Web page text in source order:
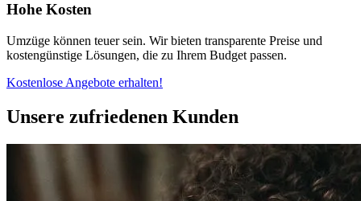
Hohe Kosten
Umzüge können teuer sein. Wir bieten transparente Preise und
kostengünstige Lösungen, die zu Ihrem Budget passen.
Kostenlose Angebote erhalten!
Unsere zufriedenen Kunden